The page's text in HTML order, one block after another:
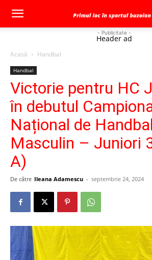
- Publicitate -
Header ad
Acasă Handbal
Handbal
Victorie pentru HC
în debutul
Național de Handbal
Masculin – Juniori
A)
De către Ileana Adamescu - septembrie 24, 2024